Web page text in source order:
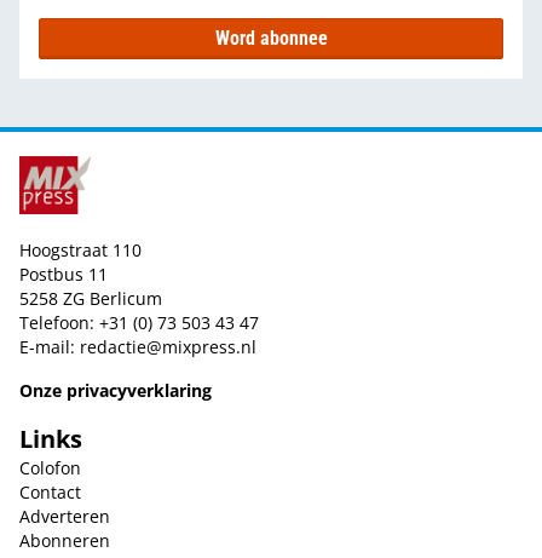
Word abonnee
Hoogstraat 110
Postbus 11
5258 ZG Berlicum
Telefoon: +31 (0) 73 503 43 47
E-mail: redactie@mixpress.nl
Onze privacyverklaring
Links
Colofon
Contact
Adverteren
Abonneren